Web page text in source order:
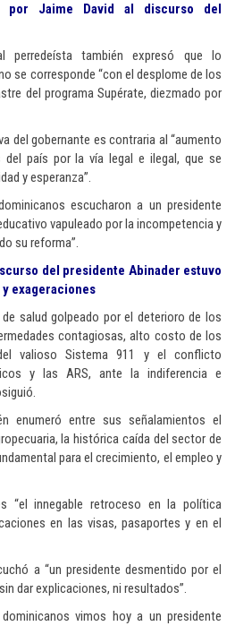
por Jaime David al discurso del
perredeísta también expresó que lo
se corresponde “con el desplome de los
del programa Supérate, diezmado por
del gobernante es contraria al “aumento
país por la vía legal e ilegal, que se
y esperanza”.
escucharon a un presidente
vapuleado por la incompetencia y
su reforma”.
del presidente Abinader estuvo
exageraciones
salud golpeado por el deterioro de los
contagiosas, alto costo de los
valioso Sistema 911 y el conflicto
y las ARS, ante la indiferencia e
enumeró entre sus señalamientos el
la histórica caída del sector de
para el crecimiento, el empleo y
“el innegable retroceso en la política
en las visas, pasaportes y en el
a “un presidente desmentido por el
dar explicaciones, ni resultados”.
vimos hoy a un presidente